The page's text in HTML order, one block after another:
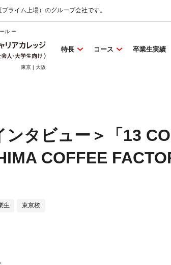
ライム上場） のグループ会社です。
ル ー
東京 | 大阪
特長 コース 卒業生実績
ンタビュー＞「13
COFFEE
生 東京校